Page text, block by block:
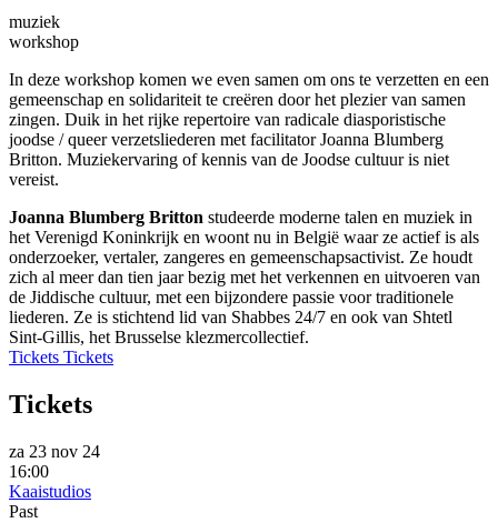
muziek
workshop
In deze workshop komen we even samen om ons te verzetten en een
gemeenschap en solidariteit te creëren door het plezier van samen
zingen. Duik in het rijke repertoire van radicale diasporistische
joodse / queer verzetsliederen met facilitator Joanna Blumberg
Britton. Muziekervaring of kennis van de Joodse cultuur is niet
vereist.
Joanna Blumberg Britton studeerde moderne talen en muziek in
het Verenigd Koninkrijk en woont nu in België waar ze actief is als
onderzoeker, vertaler, zangeres en gemeenschapsactivist. Ze houdt
zich al meer dan tien jaar bezig met het verkennen en uitvoeren van
de Jiddische cultuur, met een bijzondere passie voor traditionele
liederen. Ze is stichtend lid van Shabbes 24/7 en ook van Shtetl
Sint-Gillis, het Brusselse klezmercollectief.
Tickets Tickets
Tickets
za 23 nov 24
16:00
Kaaistudios
Past